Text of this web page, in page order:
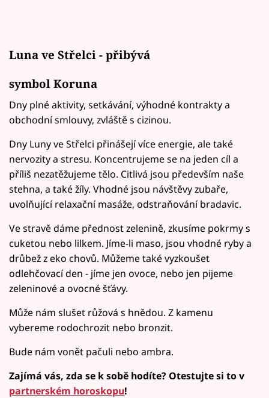
Luna ve Střelci - přibývá
symbol Koruna
Dny plné aktivity, setkávání, výhodné kontrakty a
obchodní smlouvy, zvláště s cizinou.
Dny Luny ve Střelci přinášejí více energie, ale také
nervozity a stresu. Koncentrujeme se na jeden cíl a
příliš nezatěžujeme tělo. Citlivá jsou především naše
stehna, a také žíly. Vhodné jsou návštěvy zubaře,
uvolňující relaxační masáže, odstraňování bradavic.
Ve stravě dáme přednost zelenině, zkusíme pokrmy s
cuketou nebo lilkem. Jíme-li maso, jsou vhodné ryby a
drůbež z eko chovů. Můžeme také vyzkoušet
odlehčovací den - jíme jen ovoce, nebo jen pijeme
zeleninové a ovocné šťávy.
Může nám slušet růžová s hnědou. Z kamenu
vybereme rodochrozit nebo bronzit.
Bude nám vonět pačuli nebo ambra.
Zajímá vás, zda se k sobě hodíte? Otestujte si to v
partnerském horoskopu!